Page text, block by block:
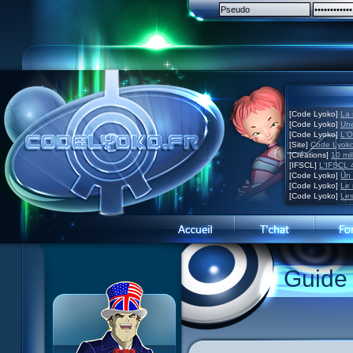
[Code Lyoko] La
[Code Lyoko]
[Code Lyoko]
[Site] Code
[Créations] 10
[IFSCL] L'IFSCL
[Code Lyoko] Un
[Code Lyoko] Le
[Code Lyoko]